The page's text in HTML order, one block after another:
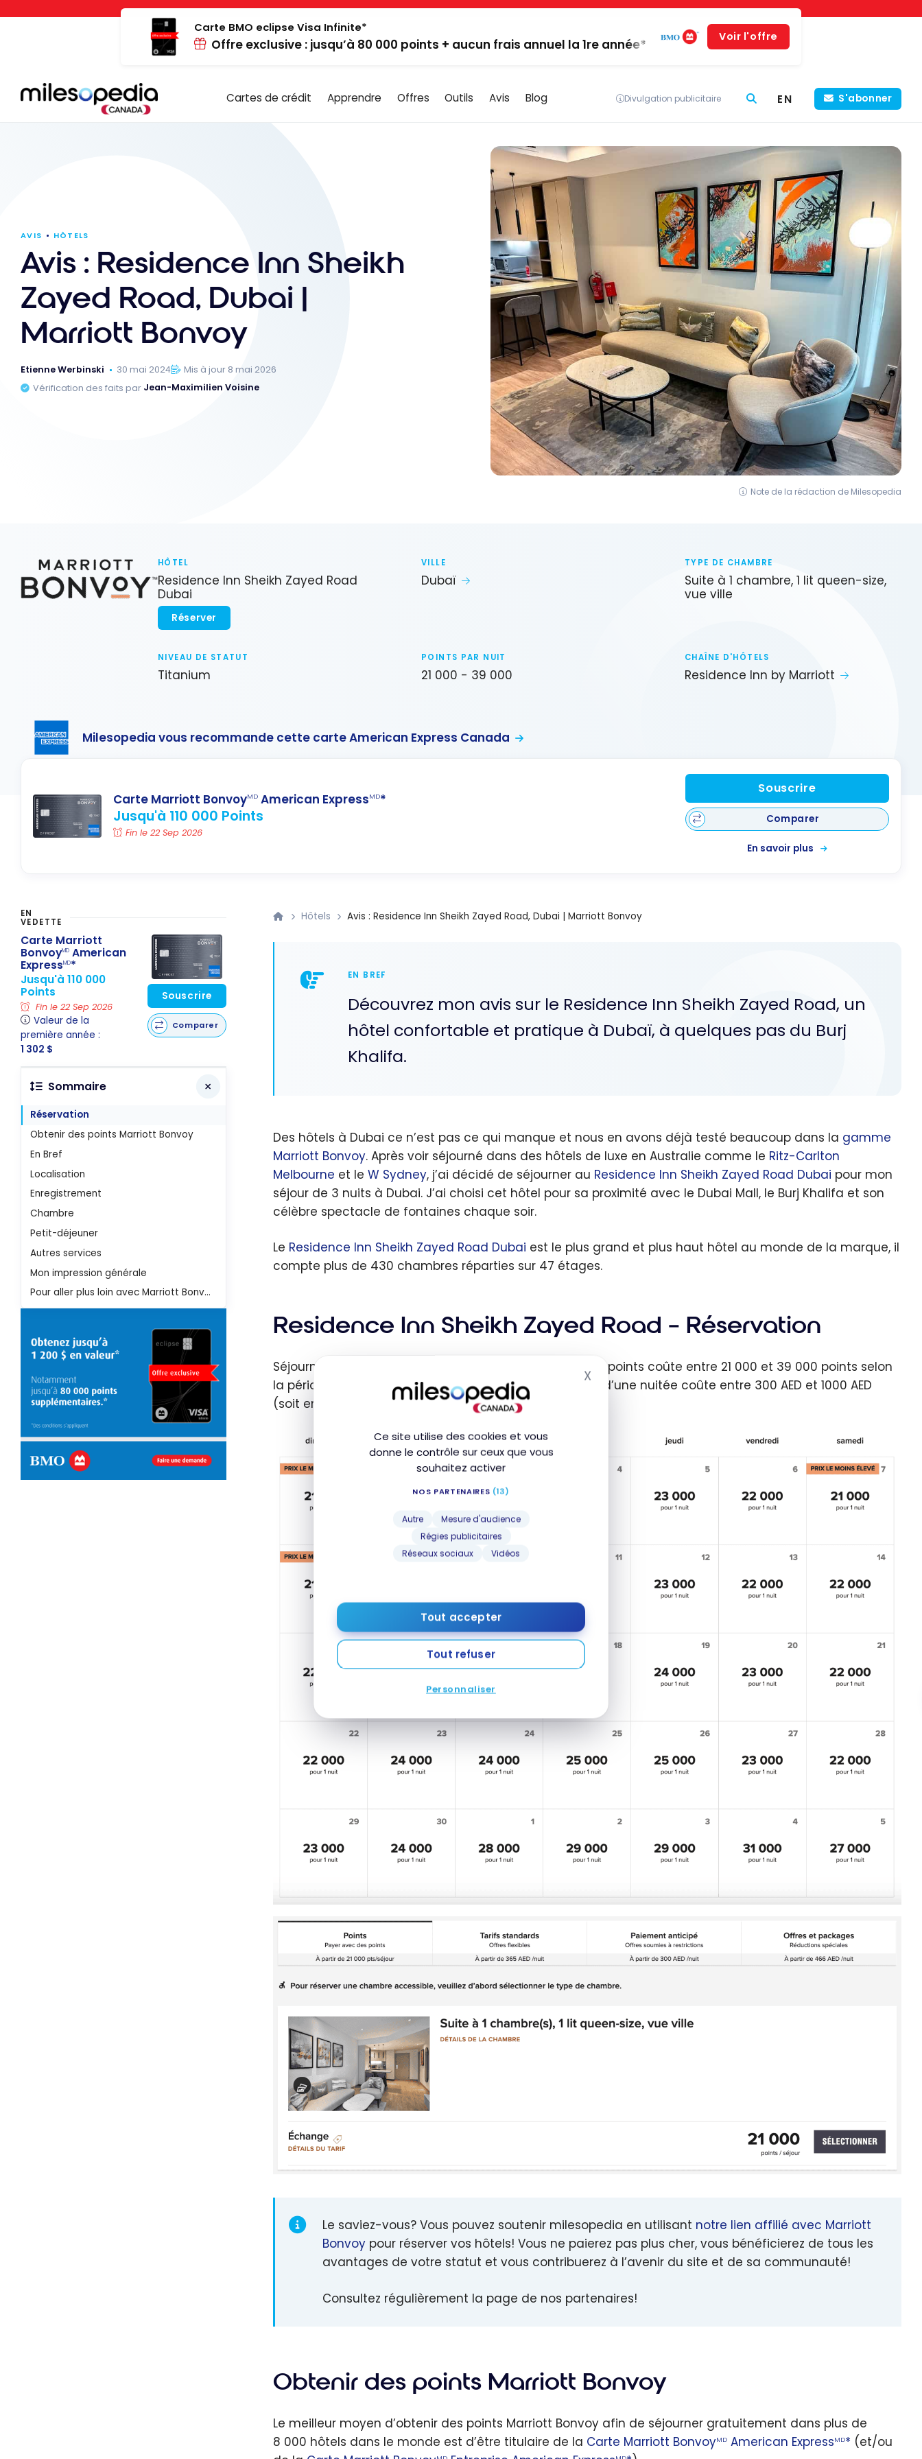
Panneau de gestion des cookies
Ce site utilise des cookies et vous
donne le contrôle sur ceux que vous
souhaitez activer
NOS PARTENAIRES (13)
Autre
Mesure d'audience
Régies publicitaires
Réseaux sociaux
Vidéos
Tout accepter
Tout refuser
Personnaliser
XMasquer le bandeau des cookies
Carte BMO eclipse Visa Infinite*
Offre exclusive : jusqu’à 80 000 points + aucun frais annuel la 1re année*
Voir l'offre
Cartes de crédit Apprendre Offres Outils Avis Blog Divulgation publicitaire EN S'abonner
AVIS HÔTELS
Avis : Residence Inn Sheikh
Zayed Road, Dubai |
Marriott Bonvoy
Etienne Werbinski 30 mai 2024
Mis à jour 8 mai 2026
Vérification des faits par Jean-Maximilien Voisine
Note de la rédaction de Milesopedia
HÔTEL
Residence Inn Sheikh Zayed Road
Dubai
Réserver
VILLE
Dubaï
TYPE DE CHAMBRE
Suite à 1 chambre, 1 lit queen-size,
vue ville
NIVEAU DE STATUT
Titanium
POINTS PAR NUIT
21 000 - 39 000
CHAÎNE D'HÔTELS
Residence Inn by Marriott
Milesopedia vous recommande cette carte American Express Canada
Carte Marriott BonvoyMD American ExpressMD*
Jusqu'à 110 000 Points
Fin le 22 Sep 2026
Souscrire
Comparer
En savoir plus
Hôtels Avis : Residence Inn Sheikh Zayed Road, Dubai | Marriott Bonvoy
EN BREF
Découvrez mon avis sur le Residence Inn Sheikh Zayed Road, un
hôtel confortable et pratique à Dubaï, à quelques pas du Burj
Khalifa.
Des hôtels à Dubai ce n’est pas ce qui manque et nous en avons déjà testé beaucoup dans la gamme
Marriott Bonvoy. Après voir séjourné dans des hôtels de luxe en Australie comme le Ritz-Carlton
Melbourne et le W Sydney, j’ai décidé de séjourner au Residence Inn Sheikh Zayed Road Dubai pour mon
séjour de 3 nuits à Dubai. J’ai choisi cet hôtel pour sa proximité avec le Dubai Mall, le Burj Khalifa et son
célèbre spectacle de fontaines chaque soir.
Le Residence Inn Sheikh Zayed Road Dubai est le plus grand et plus haut hôtel au monde de la marque, il
compte plus de 430 chambres réparties sur 47 étages.
Residence Inn Sheikh Zayed Road – Réservation
Séjourner au
avec les points coûte entre 21 000 et 39 000 points selon
la période pour une suite à 1 chambre. En argent, le prix d’une nuitée coûte entre 300 AED et 1000 AED
(soit entre 115$ et 370$ CAD).
Le saviez-vous? Vous pouvez soutenir milesopedia en utilisant notre lien affilié avec Marriott
Bonvoy pour réserver vos hôtels! Vous ne paierez pas plus cher, vous bénéficierez de tous les
avantages de votre statut et vous contribuerez à l’avenir du site et de sa communauté!
Consultez régulièrement la page de nos partenaires!
Obtenir des points Marriott Bonvoy
Le meilleur moyen d’obtenir des points Marriott Bonvoy afin de séjourner gratuitement dans plus de
8 000 hôtels dans le monde est d’être titulaire de la Carte Marriott BonvoyMD American ExpressMD* (et/ou
EN
VEDETTE
Carte Marriott
BonvoyMD American
ExpressMD*
Jusqu'à 110 000
Points
Fin le 22 Sep 2026
Valeur de la
première année :
1 302 $
Souscrire
Comparer
Sommaire
Réservation
Obtenir des points Marriott Bonvoy
En Bref
Localisation
Enregistrement
Chambre
Petit-déjeuner
Autres services
Mon impression générale
Pour aller plus loin avec Marriott Bonvoy